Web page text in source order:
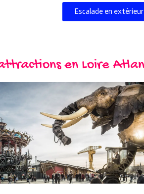
Escalade en extérieur
en Loire